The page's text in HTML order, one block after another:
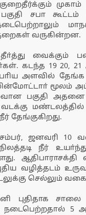
சபா
வருகின்றன.
வைக்கும்
கடந்த 19 20,
அளவில் தேங்க
மூலம்
பகுதி அதனை
வடக்கு
தேங்குகிறது.
ஜனவரி 10
நீர்
வழித்தடம்
செல்லும்
புதிதாக
5